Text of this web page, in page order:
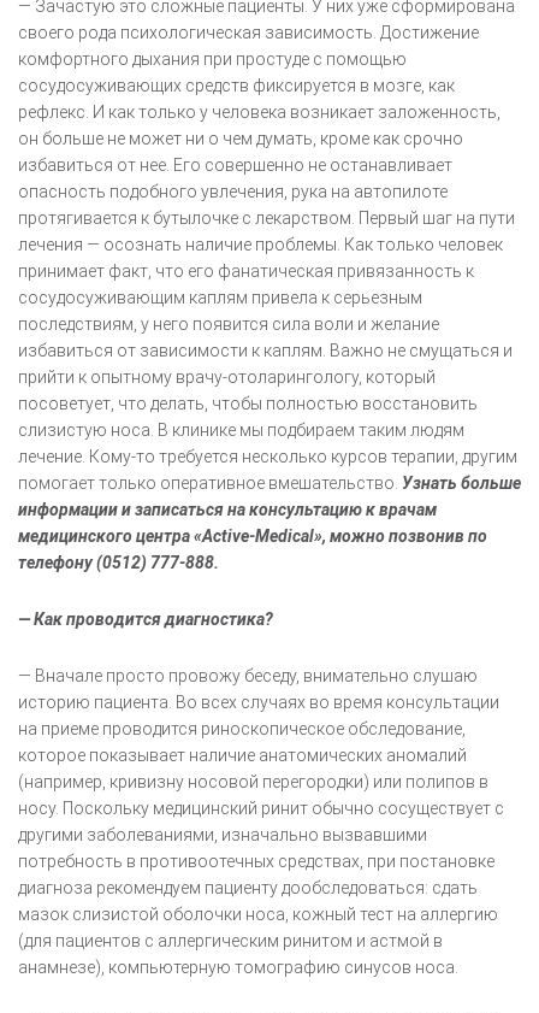
— Зачастую это сложные пациенты. У них уже сформирована
своего рода психологическая зависимость. Достижение
комфортного дыхания при простуде с помощью
сосудосуживающих средств фиксируется в мозге, как
рефлекс. И как только у человека возникает заложенность,
он больше не может ни о чем думать, кроме как срочно
избавиться от нее. Его совершенно не останавливает
опасность подобного увлечения, рука на автопилоте
протягивается к бутылочке с лекарством. Первый шаг на пути
лечения — осознать наличие проблемы. Как только человек
принимает факт, что его фанатическая привязанность к
сосудосуживающим каплям привела к серьезным
последствиям, у него появится сила воли и желание
избавиться от зависимости к каплям. Важно не смущаться и
прийти к опытному врачу-отоларингологу, который
посоветует, что делать, чтобы полностью восстановить
слизистую носа. В клинике мы подбираем таким людям
лечение. Кому-то требуется несколько курсов терапии, другим
помогает только оперативное вмешательство. Узнать больше
информации и записаться на консультацию к врачам
медицинского центра «Active-Medical», можно позвонив по
телефону (0512) 777-888.
— Как проводится диагностика?
— Вначале просто провожу беседу, внимательно слушаю
историю пациента. Во всех случаях во время консультации
на приеме проводится риноскопическое обследование,
которое показывает наличие анатомических аномалий
(например, кривизну носовой перегородки) или полипов в
носу. Поскольку медицинский ринит обычно сосуществует с
другими заболеваниями, изначально вызвавшими
потребность в противоотечных средствах, при постановке
диагноза рекомендуем пациенту дообследоваться: сдать
мазок слизистой оболочки носа, кожный тест на аллергию
(для пациентов с аллергическим ринитом и астмой в
анамнезе), компьютерную томографию синусов носа.